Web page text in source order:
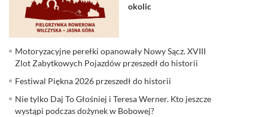
okolic
Motoryzacyjne perełki opanowały Nowy Sącz. XVIII
Zlot Zabytkowych Pojazdów przeszedł do historii
Festiwal Piękna 2026 przeszedł do historii
Nie tylko Daj To Głośniej i Teresa Werner. Kto jeszcze
wystąpi podczas dożynek w Bobowej?